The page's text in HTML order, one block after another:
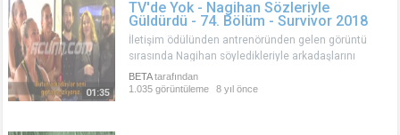
01:35
TV'de Yok - Nagihan Sözleriyle
Güldürdü - 74. Bölüm - Survivor 2018
İletişim ödülünden antrenöründen gelen görüntü
sırasında Nagihan söyledikleriyle arkadaşlarını
güldürdü.....
BETAtarafından
1.035 görüntüleme
8 yıl önce